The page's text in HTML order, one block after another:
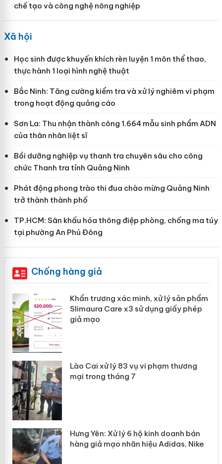
chế tạo và công nghệ nông nghiệp
Xã hội
Học sinh được khuyến khích rèn luyện 1 môn thể thao,
thực hành 1 loại hình nghệ thuật
Bắc Ninh: Tăng cường kiểm tra và xử lý nghiêm vi phạm
trong hoạt động quảng cáo
Sơn La: Thu nhận thành công 1.664 mẫu sinh phẩm ADN
của thân nhân liệt sĩ
Bồi dưỡng nghiệp vụ thanh tra chuyên sâu cho công
chức Thanh tra tỉnh Quảng Ninh
Phát động phong trào thi đua chào mừng Quảng Ninh
trở thành thành phố
TP.HCM: Sân khấu hóa thông điệp phòng, chống ma túy
tại phường An Phú Đông
Chống hàng giả
Khẩn trương xác minh, xử lý sản phẩm
Slimaura Care x3 sử dụng giấy phép
giả mạo
Lào Cai xử lý 83 vụ vi phạm thương
mại trong tháng 7
Hưng Yên: Xử lý 6 hộ kinh doanh bán
hàng giả mạo nhãn hiệu Adidas, Nike